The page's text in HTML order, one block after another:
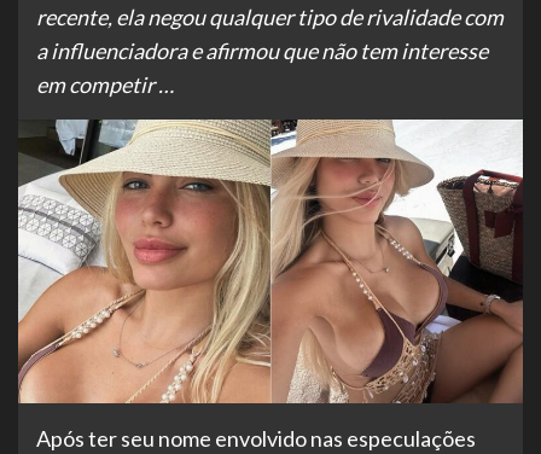
recente, ela negou qualquer tipo de rivalidade com
a influenciadora e afirmou que não tem interesse
em competir …
Após ter seu nome envolvido nas especulações